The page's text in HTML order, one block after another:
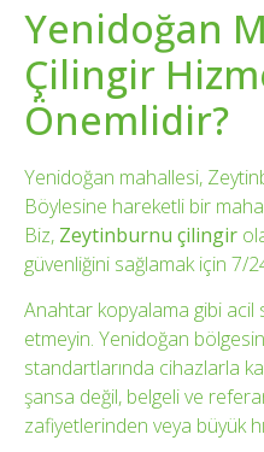
Yenidoğan
Çilingir
Önemlidir?
Yenidoğan mahallesi,
Böylesine hareketli bir
Biz, Zeytinburnu çilingir
güvenliğini sağlamak için 7/
Anahtar kopyalama gibi acil
etmeyin. Yenidoğan
standartlarında cihazlarla
şansa değil, belgeli ve
zafiyetlerinden veya büyük